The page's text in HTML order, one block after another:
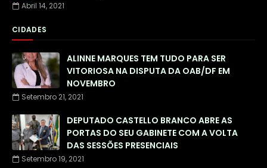
Abril 14, 2021
CIDADES
ALINNE MARQUES TEM TUDO PARA SER
VITORIOSA NA DISPUTA DA OAB/DF EM
NOVEMBRO
Setembro 21, 2021
DEPUTADO CASTELLO BRANCO ABRE AS
PORTAS DO SEU GABINETE COM A VOLTA
DAS SESSÕES PRESENCIAIS
Setembro 19, 2021